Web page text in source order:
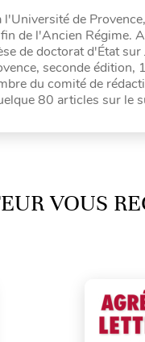
de
de l'Ancien Régime.
de doctorat d'État
seconde
du comité de
80 articles sur le
VOUS